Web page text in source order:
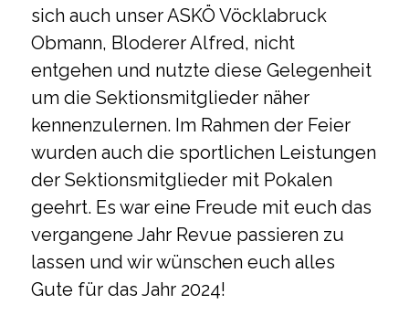
sich auch unser ASKÖ Vöcklabruck
Obmann, Bloderer Alfred, nicht
entgehen und nutzte diese Gelegenheit
um die Sektionsmitglieder näher
kennenzulernen. Im Rahmen der Feier
wurden auch die sportlichen Leistungen
der Sektionsmitglieder mit Pokalen
geehrt. Es war eine Freude mit euch das
vergangene Jahr Revue passieren zu
lassen und wir wünschen euch alles
Gute für das Jahr 2024!